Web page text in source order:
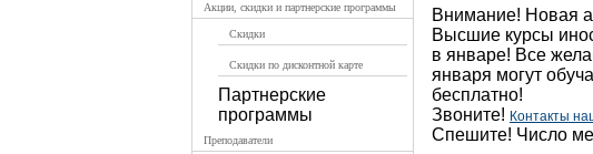
Акции, скидки и партнерские программы
Скидки
Скидки по дисконтной карте
Партнерские
программы
Преподаватели
Внимание! Новая
Высшие курсы
в январе! Все
января могут
бесплатно!
Звоните! Контакты
Спешите! Число